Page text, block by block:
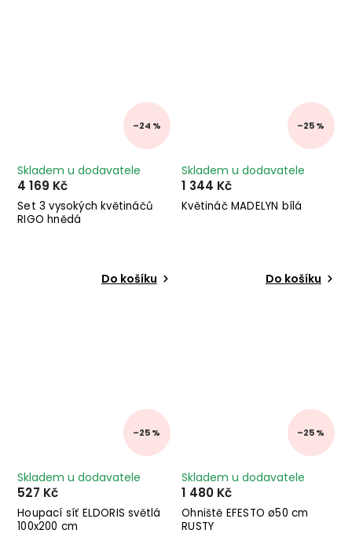
–24 %
Set 3 vysokých květináčů
RIGO hnědá
Skladem u dodavatele
4 169 Kč
Do košíku
–25 %
Květináč MADELYN bílá
Skladem u dodavatele
1 344 Kč
Do košíku
–25 %
Houpací síť ELDORIS světlá
100x200 cm
Skladem u dodavatele
527 Kč
–25 %
Ohniště EFESTO ø50 cm
RUSTY
Skladem u dodavatele
1 480 Kč